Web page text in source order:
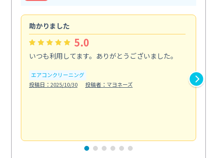
助かりました
5.0
いつも利用してます。ありがとうございました。
エアコンクリーニング
投稿日：2025/10/30
投稿者：マヨネーズ